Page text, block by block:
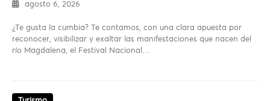
agosto 6, 2026
¿Te gusta la cumbia? Te contamos, con una clara apuesta por
reconocer, visibilizar y exaltar las manifestaciones que nacen del
río Magdalena, el Festival Nacional…